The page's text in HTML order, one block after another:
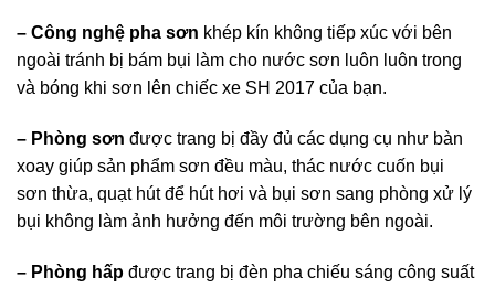
– Công nghệ pha sơn khép kín không tiếp xúc với bên
ngoài tránh bị bám bụi làm cho nước sơn luôn luôn trong
và bóng khi sơn lên chiếc xe SH 2017 của bạn.
– Phòng sơn được trang bị đầy đủ các dụng cụ như bàn
xoay giúp sản phẩm sơn đều màu, thác nước cuốn bụi
sơn thừa, quạt hút để hút hơi và bụi sơn sang phòng xử lý
bụi không làm ảnh hưởng đến môi trường bên ngoài.
– Phòng hấp được trang bị đèn pha chiếu sáng công suất